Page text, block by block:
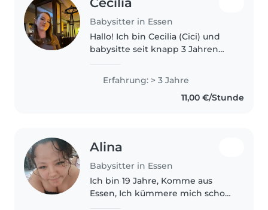
Babysitter in Essen
Hallo! Ich bin Cecilia (Cici) und
babysitte seit knapp 3 Jahren
habe ein Jahr lang eine erste
Klasse in der 8-1 Betreuung an
einer Grundschule betreut..
Erfahrung: > 3 Jahre
11,00 €/Stunde
Alina
Babysitter in Essen
Ich bin 19 Jahre, Komme aus
Essen, Ich kümmere mich schon